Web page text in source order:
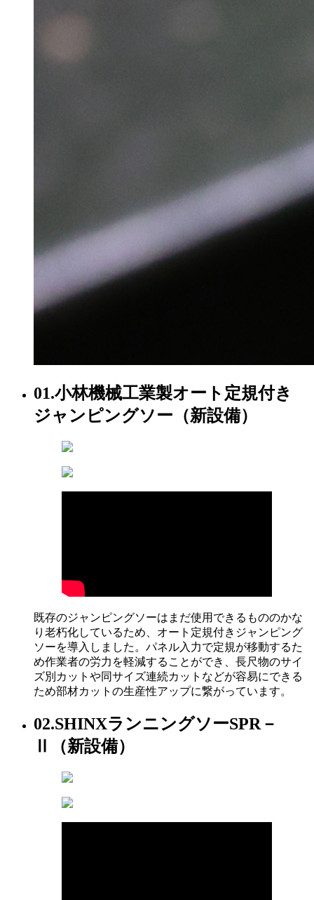
01.小林機械工業製オート定規付き
ジャンピングソー（新設備）
既存のジャンピングソーはまだ使用できるもののかな
り老朽化しているため、オート定規付きジャンピング
ソーを導入しました。パネル入力で定規が移動するた
め作業者の労力を軽減することができ、長尺物のサイ
ズ別カットや同サイズ連続カットなどが容易にできる
ため部材カットの生産性アップに繋がっています。
02.SHINXランニングソーSPR－
Ⅱ（新設備）